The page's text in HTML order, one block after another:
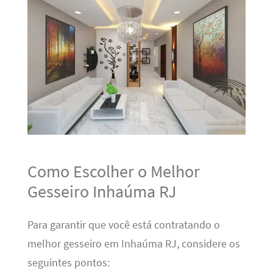
Como Escolher o Melhor
Gesseiro Inhaúma RJ
Para garantir que você está contratando o
melhor gesseiro em Inhaúma RJ, considere os
seguintes pontos: